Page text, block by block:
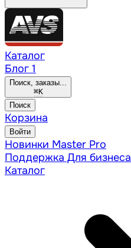
Каталог
Блог 1
Поиск, заказы...
⌘K
Поиск
Корзина
Войти
Новинки Master Pro
Поддержка Для бизнеса
Каталог